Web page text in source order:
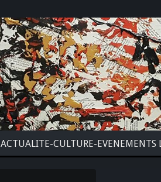
ACTUALITE-CULTURE-EVENEMENTS